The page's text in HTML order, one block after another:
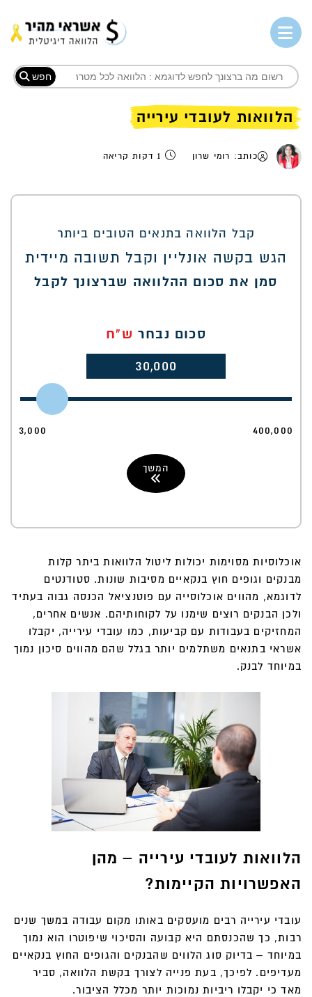
חפש
הלוואות לעובדי עירייה
כותב: רומי שרון
קבל הלוואה בתנאים הטובים ביותר
הגש בקשה אונליין וקבל תשובה מיידית
סמן את סכום ההלוואה שברצונך לקבל
סכום נבחר ש"ח
30,000
3,000 400,000
המשך
אוכלוסיות מסוימות יכולות ליטול הלוואות ביתר קלות
מבנקים וגופים חוץ בנקאיים מסיבות שונות. סטודנטים
לדוגמא, מהווים אוכלוסייה עם פוטנציאל הכנסה גבוה בעתיד
ולכן הבנקים רוצים שימנו על לקוחותיהם. אנשים אחרים,
המחזיקים בעבודות עם קביעות, כמו עובדי עירייה, יקבלו
אשראי בתנאים משתלמים יותר בגלל שהם מהווים סיכון נמוך
במיוחד לבנק.
הלוואות לעובדי עירייה – מהן
האפשרויות הקיימות?
עובדי עירייה רבים מועסקים באותו מקום עבודה במשך שנים
רבות, כך שהכנסתם היא קבועה והסיכוי שיפוטרו הוא נמוך
במיוחד – בדיוק סוג הלווים שהבנקים והגופים החוץ בנקאיים
מעדיפים. לפיכך, בעת פנייה לצורך בקשת הלוואה, סביר
מאד כי יקבלו ריביות נמוכות יותר מכלל הציבור.